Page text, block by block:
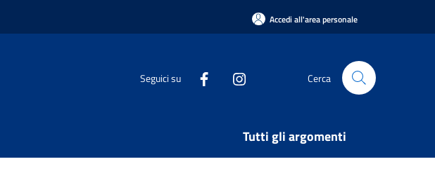
Accedi all'area personale
Seguici su Cerca
Tutti gli argomenti